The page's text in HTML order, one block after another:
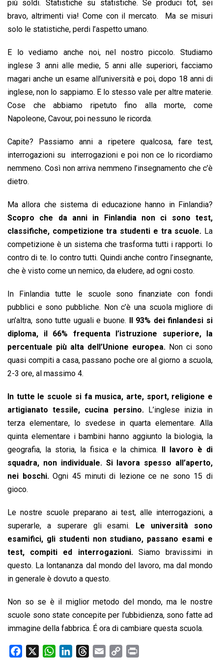
più soldi. Statistiche su statistiche. Se produci tot, sei
bravo, altrimenti via! Come con il mercato. Ma se misuri
solo le statistiche, perdi l’aspetto umano.
E lo vediamo anche noi, nel nostro piccolo. Studiamo
inglese 3 anni alle medie, 5 anni alle superiori, facciamo
magari anche un esame all’università e poi, dopo 18 anni di
inglese, non lo sappiamo. E lo stesso vale per altre materie.
Cose che abbiamo ripetuto fino alla morte, come
Napoleone, Cavour, poi nessuno le ricorda.
Capite? Passiamo anni a ripetere qualcosa, fare test,
interrogazioni su interrogazioni e poi non ce lo ricordiamo
nemmeno. Così non arriva nemmeno l’insegnamento che c’è
dietro.
Ma allora che sistema di educazione hanno in Finlandia?
Scopro che da anni in Finlandia non ci sono test,
classifiche, competizione tra studenti e tra scuole. La
competizione è un sistema che trasforma tutti i rapporti. Io
contro di te. Io contro tutti. Quindi anche contro l’insegnante,
che è visto come un nemico, da eludere, ad ogni costo.
In Finlandia tutte le scuole sono finanziate con fondi
pubblici e sono pubbliche. Non c’è una scuola migliore di
un’altra, sono tutte uguali e buone. Il 93% dei finlandesi si
diploma, il 66% frequenta l’istruzione superiore, la
percentuale più alta dell’Unione europea. Non ci sono
quasi compiti a casa, passano poche ore al giorno a scuola,
2-3 ore, al massimo 4.
In tutte le scuole si fa musica, arte, sport, religione e
artigianato tessile, cucina persino.L’inglese inizia in
terza elementare, lo svedese in quarta elementare. Alla
quinta elementare i bambini hanno aggiunto la biologia, la
geografia, la storia, la fisica e la chimica. Il lavoro è di
squadra, non individuale. Si lavora spesso all’aperto,
nei boschi.Ogni 45 minuti di lezione ce ne sono 15 di
gioco.
Le nostre scuole preparano ai test, alle interrogazioni, a
superarle, a superare gli esami. Le università sono
esamifici, gli studenti non studiano, passano esami e
test, compiti ed interrogazioni.Siamo bravissimi in
questo. La lontananza dal mondo del lavoro, ma dal mondo
in generale è dovuto a questo.
Non so se è il miglior metodo del mondo, ma le nostre
scuole sono state concepite per l’ubbidienza, sono fatte ad
immagine della fabbrica. É ora di cambiare questa scuola.
W